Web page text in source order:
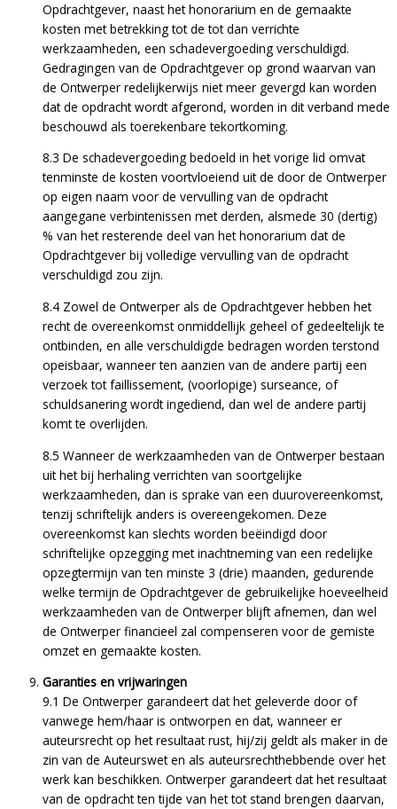
Opdrachtgever, naast het honorarium en de gemaakte
kosten met betrekking tot de tot dan verrichte
werkzaamheden, een schadevergoeding verschuldigd.
Gedragingen van de Opdrachtgever op grond waarvan van
de Ontwerper redelijkerwijs niet meer gevergd kan worden
dat de opdracht wordt afgerond, worden in dit verband mede
beschouwd als toerekenbare tekortkoming.
8.3 De schadevergoeding bedoeld in het vorige lid omvat
tenminste de kosten voortvloeiend uit de door de Ontwerper
op eigen naam voor de vervulling van de opdracht
aangegane verbintenissen met derden, alsmede 30 (dertig)
% van het resterende deel van het honorarium dat de
Opdrachtgever bij volledige vervulling van de opdracht
verschuldigd zou zijn.
8.4 Zowel de Ontwerper als de Opdrachtgever hebben het
recht de overeenkomst onmiddellijk geheel of gedeeltelijk te
ontbinden, en alle verschuldigde bedragen worden terstond
opeisbaar, wanneer ten aanzien van de andere partij een
verzoek tot faillissement, (voorlopige) surseance, of
schuldsanering wordt ingediend, dan wel de andere partij
komt te overlijden.
8.5 Wanneer de werkzaamheden van de Ontwerper bestaan
uit het bij herhaling verrichten van soortgelijke
werkzaamheden, dan is sprake van een duurovereenkomst,
tenzij schriftelijk anders is overeengekomen. Deze
overeenkomst kan slechts worden beëindigd door
schriftelijke opzegging met inachtneming van een redelijke
opzegtermijn van ten minste 3 (drie) maanden, gedurende
welke termijn de Opdrachtgever de gebruikelijke hoeveelheid
werkzaamheden van de Ontwerper blijft afnemen, dan wel
de Ontwerper financieel zal compenseren voor de gemiste
omzet en gemaakte kosten.
Garanties en vrijwaringen
9.1 De Ontwerper garandeert dat het geleverde door of
vanwege hem/haar is ontworpen en dat, wanneer er
auteursrecht op het resultaat rust, hij/zij geldt als maker in de
zin van de Auteurswet en als auteursrechthebbende over het
werk kan beschikken. Ontwerper garandeert dat het resultaat
van de opdracht ten tijde van het tot stand brengen daarvan,